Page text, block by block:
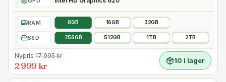
RAM 8GB 16GB 32GB
SSD 256GB 512GB 1TB 2TB
Nypris 17 995kr
2 999 kr
10 i lager